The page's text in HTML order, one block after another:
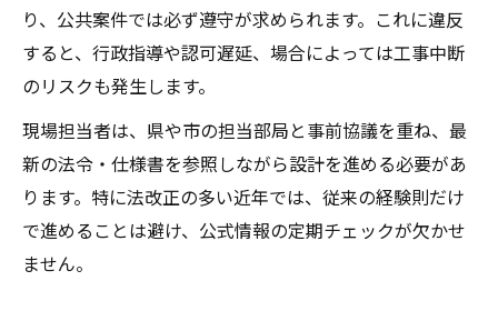
ト整理
水道局仕様書に基づくプラント工事の事前
準備術
福岡市水道局の標準仕様と現場運営の工夫
例
地域係数も考慮する設計基準のポイント解説
プラント工事で重要な地域係数の基本理解
り、公共案件では必ず遵守が求められます。これに違反
すると、行政指導や認可遅延、場合によっては工事中断
のリスクも発生します。
現場担当者は、県や市の担当部局と事前協議を重ね、最
新の法令・仕様書を参照しながら設計を進める必要があ
ります。特に法改正の多い近年では、従来の経験則だけ
で進めることは避け、公式情報の定期チェックが欠かせ
ません。